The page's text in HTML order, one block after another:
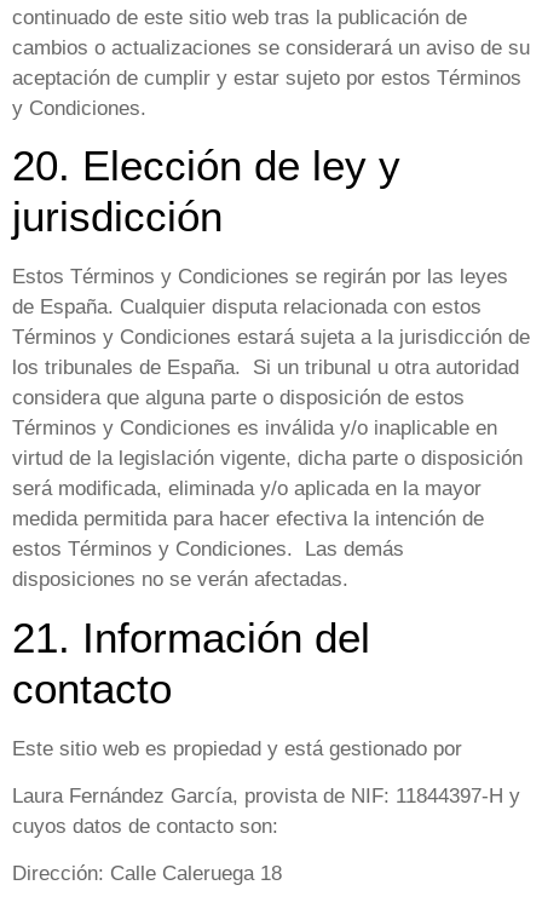
continuado de este sitio web tras la publicación de
cambios o actualizaciones se considerará un aviso de su
aceptación de cumplir y estar sujeto por estos Términos
y Condiciones.
20. Elección de ley y
jurisdicción
Estos Términos y Condiciones se regirán por las leyes
de España. Cualquier disputa relacionada con estos
Términos y Condiciones estará sujeta a la jurisdicción de
los tribunales de España. Si un tribunal u otra autoridad
considera que alguna parte o disposición de estos
Términos y Condiciones es inválida y/o inaplicable en
virtud de la legislación vigente, dicha parte o disposición
será modificada, eliminada y/o aplicada en la mayor
medida permitida para hacer efectiva la intención de
estos Términos y Condiciones. Las demás
disposiciones no se verán afectadas.
21. Información del
contacto
Este sitio web es propiedad y está gestionado por
Laura Fernández García, provista de NIF: 11844397-H y
cuyos datos de contacto son:
Dirección: Calle Caleruega 18